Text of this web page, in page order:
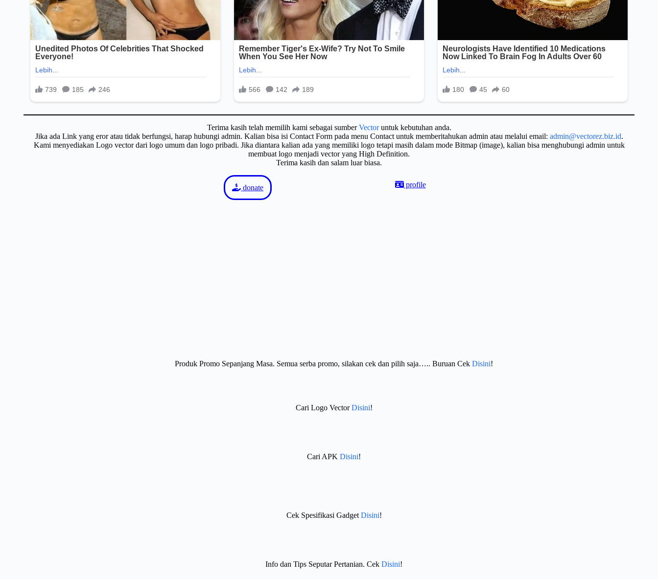
Terima kasih telah memilih kami sebagai sumberVectoruntuk kebutuhan anda.
Jika ada Link yang eror atau tidak berfungsi, harap hubungi admin. Kalian bisa isi Contact Form pada menu Contact untuk memberitahukan admin atau melalui email: admin@vectorez.biz.id.
Kami menyediakan Logo vector dari logo umum dan logo pribadi. Jika diantara kalian ada yang memiliki logo tetapi masih dalam mode Bitmap (image), kalian bisa menghubungi admin untuk
membuat logo menjadi vector yang High Definition.
Terima kasih dan salam luar biasa.
donate profile
Produk Promo Sepanjang Masa. Semua serba promo, silakan cek dan pilih saja….. Buruan Cek Disini!
Cari Logo VectorDisini!
Cari APK Disini!
Cek Spesifikasi GadgetDisini!
Info dan Tips Seputar Pertanian. Cek Disini!